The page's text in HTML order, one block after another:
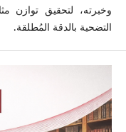
وخبرته، لتحقيق توازن
التضحية بالدقة المُطلقة.